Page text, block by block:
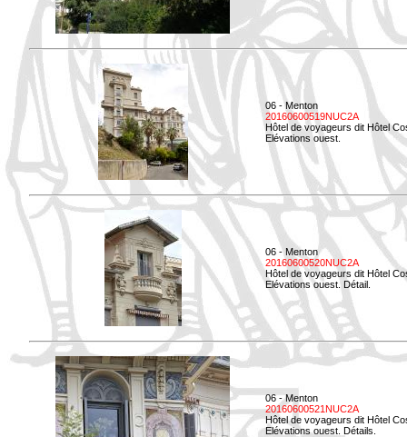
06 - Menton
20160600519NUC2A
Hôtel de voyageurs dit Hôtel
Elévations ouest.
06 - Menton
20160600520NUC2A
Hôtel de voyageurs dit Hôtel
Elévations ouest. Détail.
06 - Menton
20160600521NUC2A
Hôtel de voyageurs dit Hôtel
Elévations ouest. Détails.